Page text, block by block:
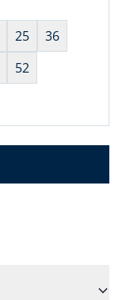
25
36
52